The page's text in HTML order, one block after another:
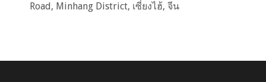
Road, Minhang District, เซี่ยงไฮ้, จีน